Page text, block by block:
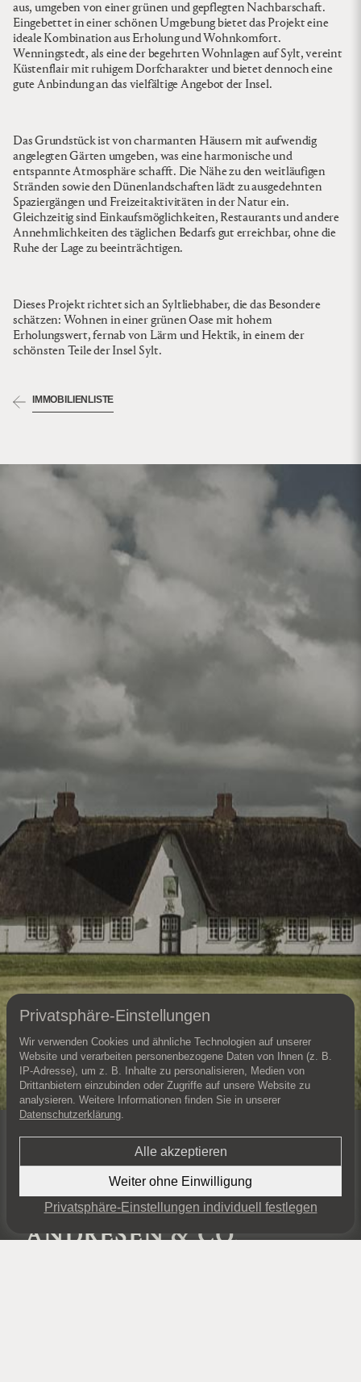
aus, umgeben von einer grünen und gepflegten Nachbarschaft.
Eingebettet in einer schönen Umgebung bietet das Projekt eine
ideale Kombination aus Erholung und Wohnkomfort.
Wenningstedt, als eine der begehrten Wohnlagen auf Sylt, vereint
Küstenflair mit ruhigem Dorfcharakter und bietet dennoch eine
gute Anbindung an das vielfältige Angebot der Insel.
Das Grundstück ist von charmanten Häusern mit aufwendig
angelegten Gärten umgeben, was eine harmonische und
entspannte Atmosphäre schafft. Die Nähe zu den weitläufigen
Stränden sowie den Dünenlandschaften lädt zu ausgedehnten
Spaziergängen und Freizeitaktivitäten in der Natur ein.
Gleichzeitig sind Einkaufsmöglichkeiten, Restaurants und andere
Annehmlichkeiten des täglichen Bedarfs gut erreichbar, ohne die
Ruhe der Lage zu beeinträchtigen.
Dieses Projekt richtet sich an Syltliebhaber, die das Besondere
schätzen: Wohnen in einer grünen Oase mit hohem
Erholungswert, fernab von Lärm und Hektik, in einem der
schönsten Teile der Insel Sylt.
IMMOBILIENLISTE
EXPOSÉ PER WHATSAPP ANFORDERN
persönlichen Besichtigungstermin.
ANDRESEN & CO.
Privatsphäre-Einstellungen
Wir verwenden Cookies und ähnliche Technologien auf unserer
Website und verarbeiten personenbezogene Daten von Ihnen (z. B.
IP-Adresse), um z. B. Inhalte zu personalisieren, Medien von
Drittanbietern einzubinden oder Zugriffe auf unsere Website zu
analysieren. Weitere Informationen finden Sie in unserer
Datenschutzerklärung.
Alle akzeptieren
Weiter ohne Einwilligung
Privatsphäre-Einstellungen individuell festlegen